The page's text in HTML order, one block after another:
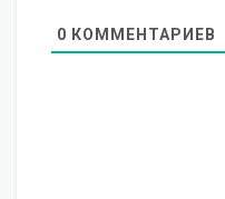
0 КОММЕНТАРИЕВ